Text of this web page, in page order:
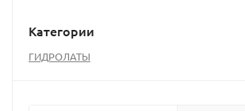
Категории
ГИДРОЛАТЫ